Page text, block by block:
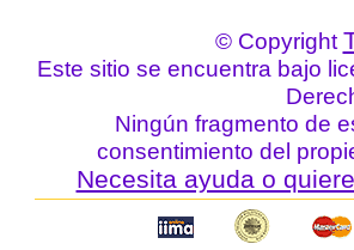
© Copyright
Este sitio se encuentra bajo
Ningún fragmento de
consentimiento del
Necesita ayuda o